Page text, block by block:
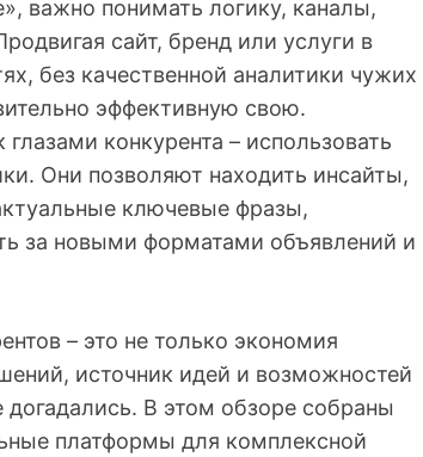
важно понимать логику, каналы,
сайт, бренд или услуги в
без качественной аналитики чужих
эффективную свою.
конкурента – использовать
Они позволяют находить инсайты,
ключевые фразы,
за новыми форматами объявлений и
– это не только экономия
источник идей и возможностей
В этом обзоре собраны
платформы для комплексной